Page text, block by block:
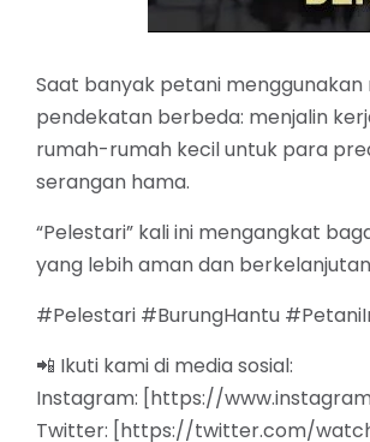
Saat banyak petani menggunakan
pendekatan berbeda: menjalin
rumah-rumah kecil untuk para
serangan hama.
“Pelestari” kali ini mengangkat
yang lebih aman dan
#Pelestari #BurungHantu
📲 Ikuti kami di media sosial:
Instagram: [https://
Twitter: [https://twitter.com/